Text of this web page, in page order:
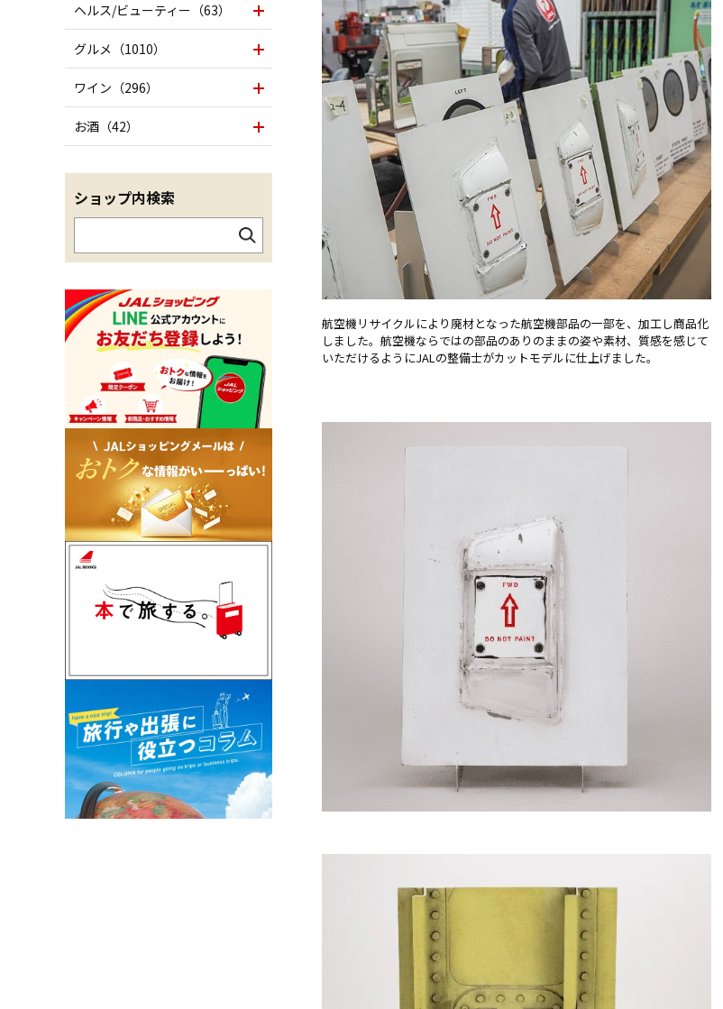
航空機リサイクルにより廃材となった航空機部品の一部を、加工し商品化
しました。航空機ならではの部品のありのままの姿や素材、質感を感じて
いただけるようにJALの整備士がカットモデルに仕上げました。
ヘルス/ビューティー（63）
グルメ（1010）
ワイン（296）
お酒（42）
ショップ内検索